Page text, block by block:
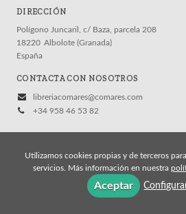
DIRECCIÓN
Polígono Juncaril, c/ Baza, parcela 208
18220 Albolote (Granada)
España
CONTACTA CON NOSOTROS
libreriacomares@comares.com
+34 958 46 53 82
© 2026, Editorial
Política de cookies
Política de
Utilizamos cookies propias y de terceros
servicios. Más información en nuestra
Aceptar